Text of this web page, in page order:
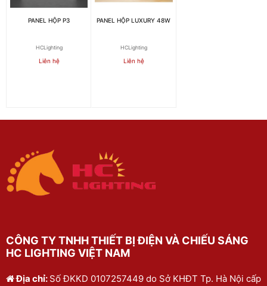
PANEL HỘP P3
HCLighting
Liên hệ
PANEL HỘP LUXURY 48W
HCLighting
Liên hệ
CÔNG TY TNHH THIẾT BỊ ĐIỆN VÀ CHIẾU SÁNG
HC LIGHTING VIỆT NAM
Địa chỉ: Số ĐKKD 0107257449 do Sở KHĐT Tp. Hà Nội cấp